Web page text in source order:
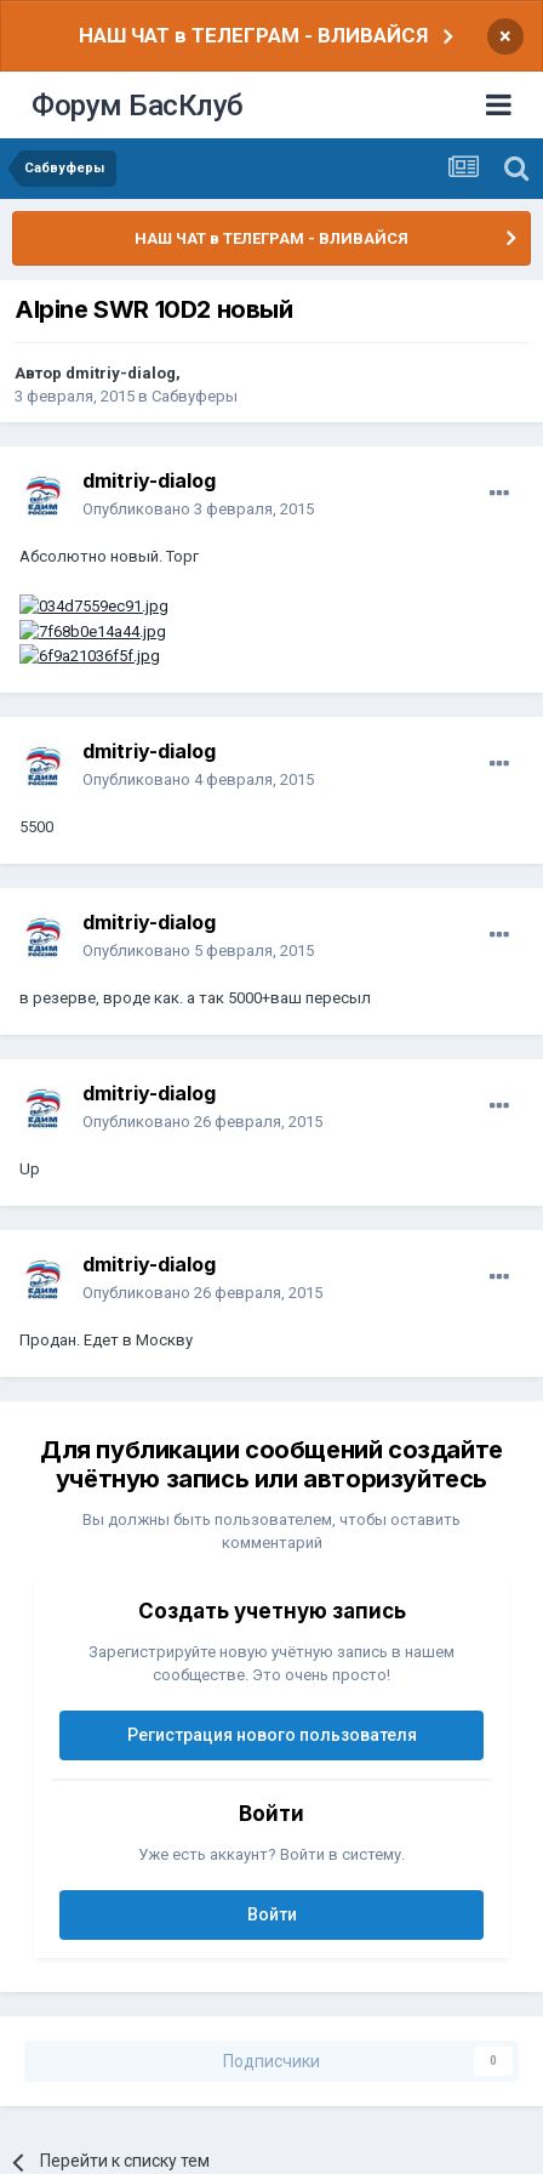
НАШ ЧАТ в ТЕЛЕГРАМ - ВЛИВАЙСЯ ×
Форум БасКлуб
Сабвуферы
НАШ ЧАТ в ТЕЛЕГРАМ - ВЛИВАЙСЯ
Alpine SWR 10D2 новый
Автор dmitriy-dialog,
3 февраля, 2015 в Сабвуферы
dmitriy-dialog
Опубликовано 3 февраля, 2015
Абсолютно новый. Торг
dmitriy-dialog
Опубликовано 4 февраля, 2015
5500
dmitriy-dialog
Опубликовано 5 февраля, 2015
в резерве, вроде как. а так 5000+ваш пересыл
dmitriy-dialog
Опубликовано 26 февраля, 2015
Up
dmitriy-dialog
Опубликовано 26 февраля, 2015
Продан. Едет в Москву
Для публикации сообщений создайте
учётную запись или авторизуйтесь
Вы должны быть пользователем, чтобы оставить
комментарий
Создать учетную запись
Зарегистрируйте новую учётную запись в нашем
сообществе. Это очень просто!
Регистрация нового пользователя
Войти
Уже есть аккаунт? Войти в систему.
Войти
Подписчики 0
Перейти к списку тем